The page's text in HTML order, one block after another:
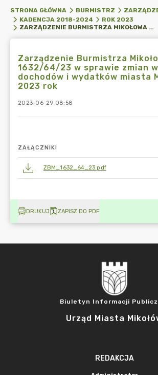
STRONA GŁÓWNA BURMISTRZ
KADENCJA 2018-2024
ROK 2023
ZARZĄDZENIE BURMISTRZA MIKOŁOWA NR 1632/64/23 W SPRAWIE ZMIAN W PLANIE DOCHODÓW I WYDATKÓW MIASTA MIKOŁOWA NA 2023 ROK
Zarządzenie Burmistrza
1632/64/23 w sprawie zmian
dochodów i wydatków miasta
2023 rok
2023-06-29 08:58
ZAŁĄCZNIKI
ZBM_1632_64_23.pdf
DRUKUJ ZAPISZ DO PDF
Biuletyn Informacji
Urząd Miasta
REDAKCJA